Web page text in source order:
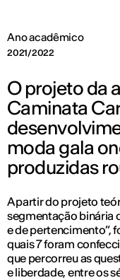
Ano acadêmico
2021/2022
O projeto da
Caminata
moda gala
produzidas
A partir do projeto
segmentação binária
e de pertencimento”,
quais 7 foram
que percorreu as
e liberdade, entre os